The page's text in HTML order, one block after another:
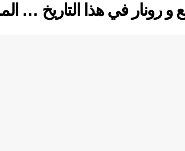
رونار في هذا التاريخ …